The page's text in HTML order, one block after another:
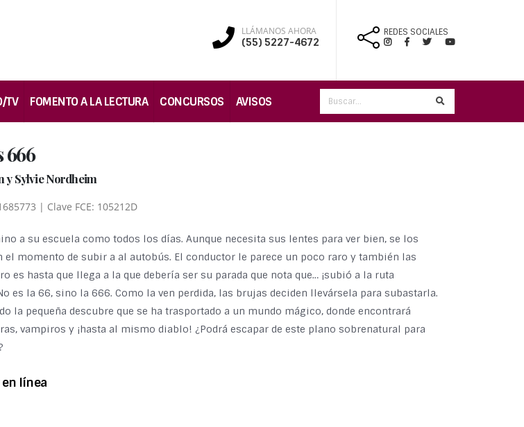
LLÁMANOS AHORA
(55) 5227-4672
REDES SOCIALES
TV FOMENTO A LA LECTURA CONCURSOS AVISOS
666
y Sylvie Nordheim
| Clave FCE: 105212D
a su escuela como todos los días. Aunque necesita sus lentes para ver bien, se los
el momento de subir a al autobús. El conductor le parece un poco raro y también las
es hasta que llega a la que debería ser su parada que nota que… ¡subió a la ruta
es la 66, sino la 666. Como la ven perdida, las brujas deciden llevársela para subastarla.
la pequeña descubre que se ha trasportado a un mundo mágico, donde encontrará
vampiros y ¡hasta al mismo diablo! ¿Podrá escapar de este plano sobrenatural para
línea